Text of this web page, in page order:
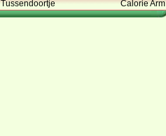
Tussendoortje Calorie Arm